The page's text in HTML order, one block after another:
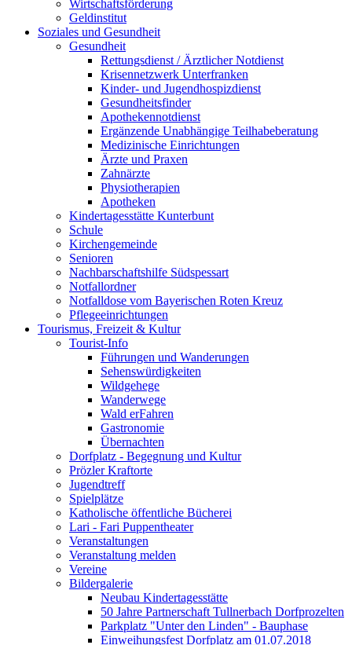
Wirtschaftsförderung
Geldinstitut
Soziales und Gesundheit
Gesundheit
Rettungsdienst / Ärztlicher Notdienst
Krisennetzwerk Unterfranken
Kinder- und Jugendhospizdienst
Gesundheitsfinder
Apothekennotdienst
Ergänzende Unabhängige Teilhabeberatung
Medizinische Einrichtungen
Ärzte und Praxen
Zahnärzte
Physiotherapien
Apotheken
Kindertagesstätte Kunterbunt
Schule
Kirchengemeinde
Senioren
Nachbarschaftshilfe Südspessart
Notfallordner
Notfalldose vom Bayerischen Roten Kreuz
Pflegeeinrichtungen
Tourismus, Freizeit & Kultur
Tourist-Info
Führungen und Wanderungen
Sehenswürdigkeiten
Wildgehege
Wanderwege
Wald erFahren
Gastronomie
Übernachten
Dorfplatz - Begegnung und Kultur
Prözler Kraftorte
Jugendtreff
Spielplätze
Katholische öffentliche Bücherei
Lari - Fari Puppentheater
Veranstaltungen
Veranstaltung melden
Vereine
Bildergalerie
Neubau Kindertagesstätte
50 Jahre Partnerschaft Tullnerbach Dorfprozelten
Parkplatz "Unter den Linden" - Bauphase
Einweihungsfest Dorfplatz am 01.07.2018